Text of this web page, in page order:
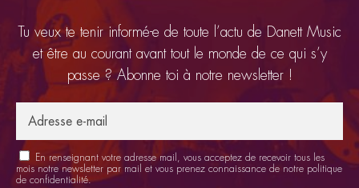
Tu veux te tenir informé-e de toute l’actu de Danett Music
et être au courant avant tout le monde de ce qui s’y
passe ? Abonne toi à notre newsletter !
En renseignant votre adresse mail, vous acceptez de recevoir tous les
mois notre newsletter par mail et vous prenez connaissance de notre politique
de confidentialité.